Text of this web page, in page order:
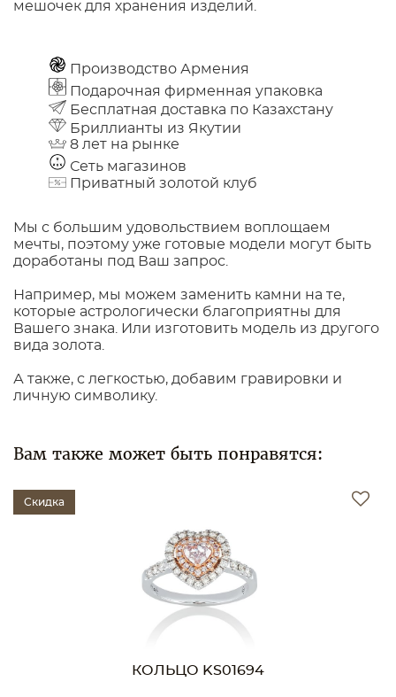
мешочек для хранения изделий.
Производство Армения
Подарочная фирменная упаковка
Бесплатная доставка по Казахстану
Бриллианты из Якутии
8 лет на рынке
Сеть магазинов
Приватный золотой клуб
Мы с большим удовольствием воплощаем
мечты, поэтому уже готовые модели могут быть
доработаны под Ваш запрос.
Например, мы можем заменить камни на те,
которые астрологически благоприятны для
Вашего знака. Или изготовить модель из другого
вида золота.
А также, с легкостью, добавим гравировки и
личную символику.
Вам также может быть понравятся: